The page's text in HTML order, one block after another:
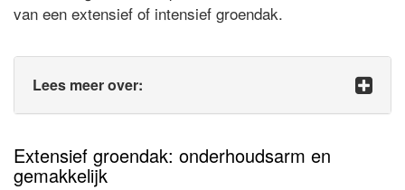
van een extensief of intensief groendak.
Lees meer over:
Extensief groendak: onderhoudsarm en
gemakkelijk